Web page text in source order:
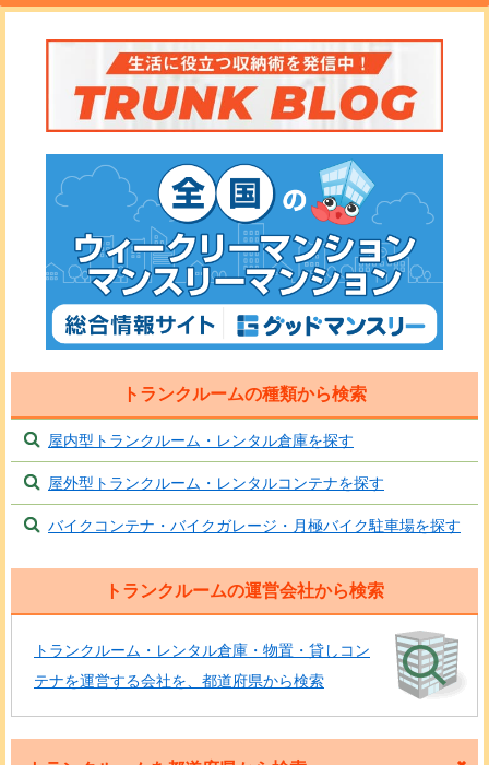
トランクルームの種類から検索
屋内型トランクルーム・レンタル倉庫を探す
屋外型トランクルーム・レンタルコンテナを探す
バイクコンテナ・バイクガレージ・月極バイク駐車場を探す
トランクルームの運営会社から検索
トランクルーム・レンタル倉庫・物置・貸しコン
テナを運営する会社を、都道府県から検索